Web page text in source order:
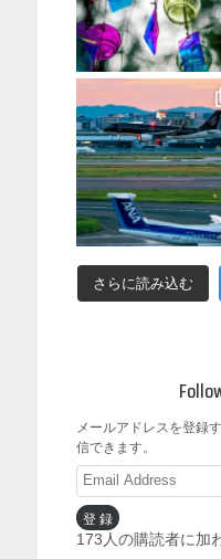
さらに読み込む
メールアドレスを登録
信できます。
登録
173人の購読者に加